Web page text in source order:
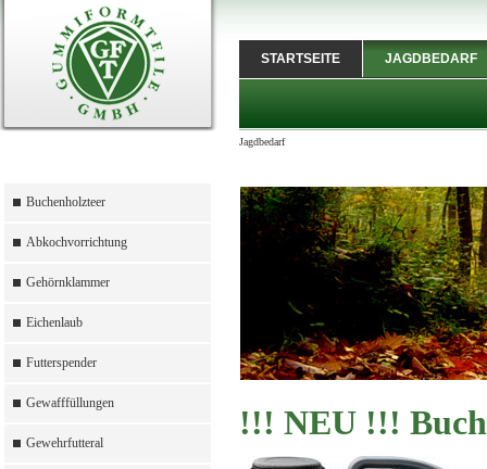
Buchenholzteer
Abkochvorrichtung
Gehörnklammer
Eichenlaub
Futterspender
Gewafffüllungen
Gewehrfutteral
STARTSEITE JAGDBEDARF
Jagdbedarf
!!! NEU !!!